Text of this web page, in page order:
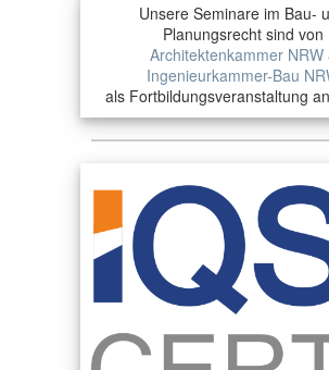
Unsere Seminare im Bau-
Planungsrecht sind von
Architektenkammer NRW
Ingenieurkammer-Bau
als Fortbildungsveranstaltung